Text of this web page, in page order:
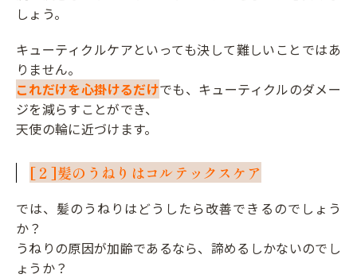
しょう。
キューティクルケアといっても決して難しいことではあ
りません。
これだけを心掛けるだけでも、キューティクルのダメー
ジを減らすことができ、
天使の輪に近づけます。
[２]髪のうねりはコルテックスケア
では、髪のうねりはどうしたら改善できるのでしょう
か？
うねりの原因が加齢であるなら、諦めるしかないのでし
ょうか？